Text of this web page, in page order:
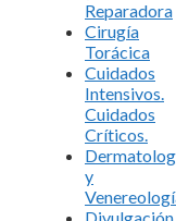
Reparadora
Cirugía
Torácica
Cuidados
Intensivos.
Cuidados
Críticos.
y